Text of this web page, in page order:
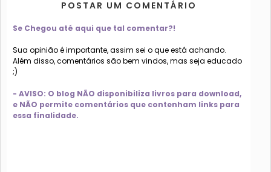
POSTAR UM COMENTÁRIO
Se Chegou até aqui que tal comentar?!
Sua opinião é importante, assim sei o que está achando.
Além disso, comentários são bem vindos, mas seja educado
;)
- AVISO: O blog NÃO disponibiliza livros para download,
e NÃO permite comentários que contenham links para
essa finalidade.